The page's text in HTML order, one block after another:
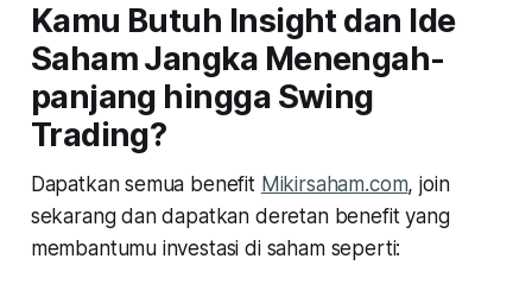
Kamu Butuh Insight dan Ide
Saham Jangka Menengah-
panjang hingga Swing
Trading?
Dapatkan semua benefit Mikirsaham.com, join
sekarang dan dapatkan deretan benefit yang
membantumu investasi di saham seperti: